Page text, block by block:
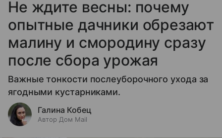
Не ждите весны: почему
опытные дачники обрезают
малину и смородину сразу
после сбора урожая
Важные тонкости послеуборочного ухода за
ягодными кустарниками.
Галина Кобец
Автор Дом Mail